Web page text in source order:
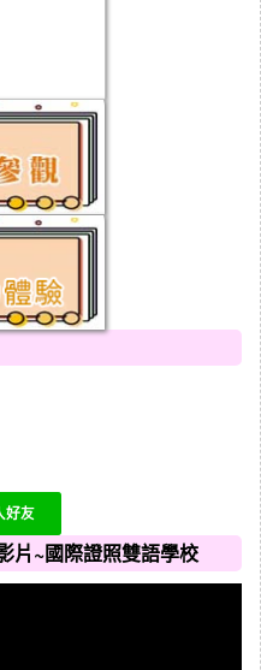
片~國際證照雙語學校